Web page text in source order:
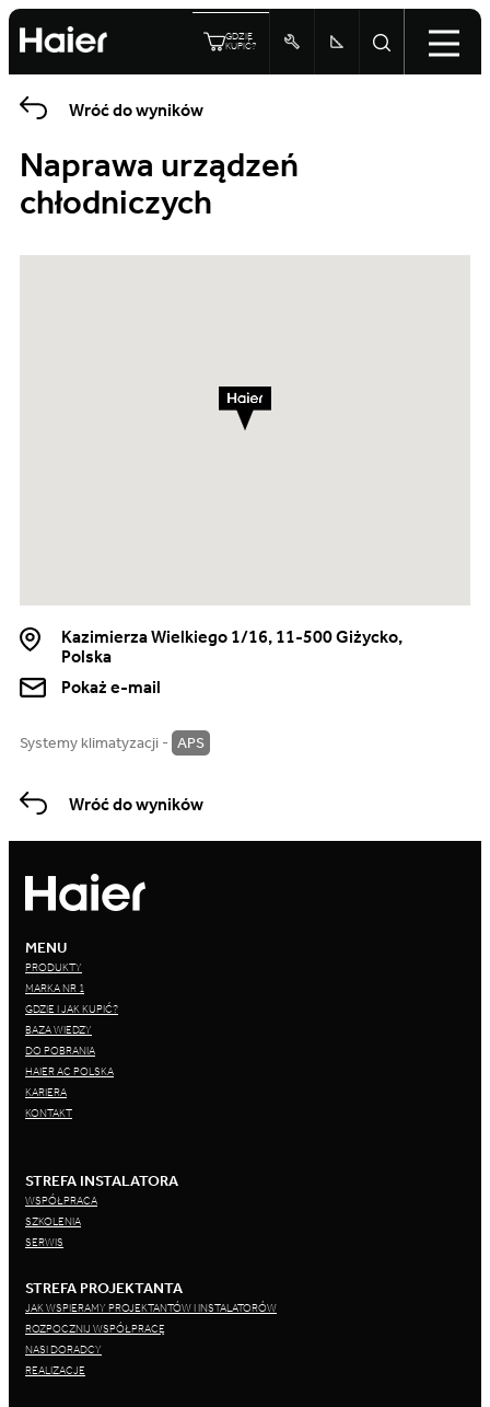
GDZIE
KUPIĆ?
Wróć do wyników
Naprawa urządzeń
chłodniczych
Kazimierza Wielkiego 1/16, 11-500 Giżycko,
Polska
Pokaż e-mail
Systemy klimatyzacji - APS
Wróć do wyników
MENU
PRODUKTY
MARKA NR 1
GDZIE I JAK KUPIĆ?
BAZA WIEDZY
DO POBRANIA
HAIER AC POLSKA
KARIERA
KONTAKT
STREFA INSTALATORA
WSPÓŁPRACA
SZKOLENIA
SERWIS
STREFA PROJEKTANTA
JAK WSPIERAMY PROJEKTANTÓW I INSTALATORÓW
ROZPOCZNIJ WSPÓŁPRACĘ
NASI DORADCY
REALIZACJE